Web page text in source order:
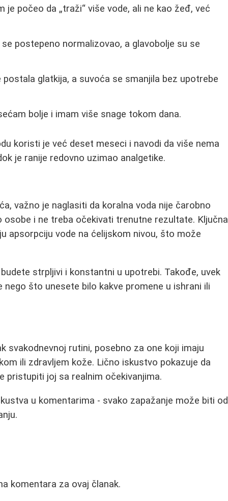
je počeo da „traži“ više vode, ali ne kao žeđ, već
postepeno normalizovao, a glavobolje su se
postala glatkija, a suvoća se smanjila bez upotrebe
bolje i imam više snage tokom dana.
koristi je već deset meseci i navodi da više nema
je ranije redovno uzimao analgetike.
važno je naglasiti da koralna voda nije čarobno
i ne treba očekivati trenutne rezultate. Ključna
apsorpciju vode na ćelijskom nivou, što može
strpljivi i konstantni u upotrebi. Takođe, uvek
što unesete bilo kakve promene u ishrani ili
svakodnevnoj rutini, posebno za one koji imaju
ili zdravljem kože. Lično iskustvo pokazuje da
pristupiti joj sa realnim očekivanjima.
u komentarima - svako zapažanje može biti od
komentara za ovaj članak.